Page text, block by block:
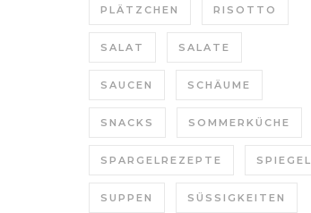
PLÄTZCHEN RISOTTO
SALAT SALATE
SAUCEN SCHÄUME
SNACKS SOMMERKÜCHE
SPARGELREZEPTE SPIEGEL
SUPPEN SÜSSIGKEITEN